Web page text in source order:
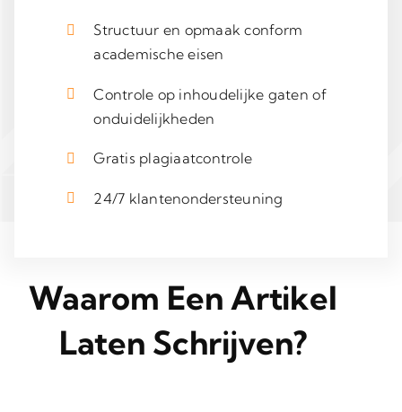
Structuur en opmaak conform
academische eisen
Controle op inhoudelijke gaten of
onduidelijkheden
Gratis plagiaatcontrole
24/7 klantenondersteuning
Waarom Een Artikel
Laten Schrijven?